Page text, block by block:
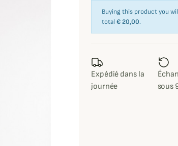
Buying this product you
total € 20,00.
Expédié dans la
journée
sous